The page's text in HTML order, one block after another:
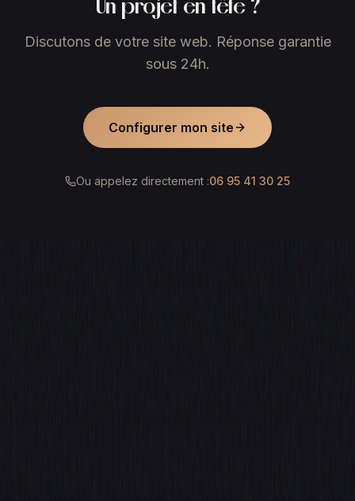
Un projet en tête ?
Discutons de votre site web. Réponse garantie
sous 24h.
Configurer mon site
Ou appelez directement :06 95 41 30 25